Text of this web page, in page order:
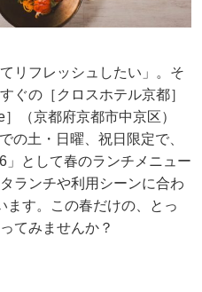
リフレッシュしたい」。そ
ぐの［クロスホテル京都］
（京都府京都市中京区）
の土・日曜、祝日限定で、
」として春のランチメニュー
ランチや利用シーンに合わ
ます。この春だけの、とっ
てみませんか？